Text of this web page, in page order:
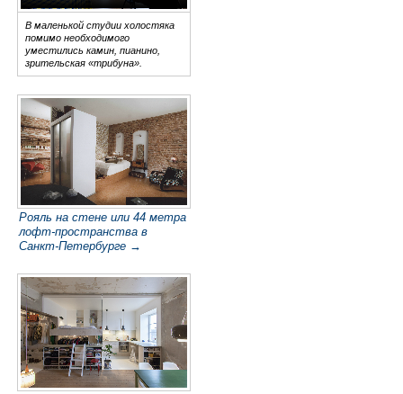
В маленькой студии холостяка
помимо необходимого
уместились камин, пианино,
зрительская «трибуна».
Рояль на стене или 44 метра
лофт-пространства в
Санкт-Петербурге →